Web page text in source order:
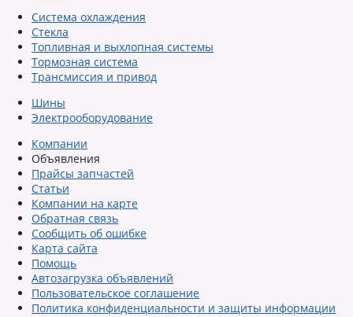
Система охлаждения
Стекла
Топливная и выхлопная системы
Тормозная система
Трансмиссия и привод
Шины
Электрооборудование
Компании
Объявления
Прайсы запчастей
Статьи
Компании на карте
Обратная связь
Сообщить об ошибке
Карта сайта
Помощь
Автозагрузка объявлений
Пользовательское соглашение
Политика конфиденциальности и защиты информации